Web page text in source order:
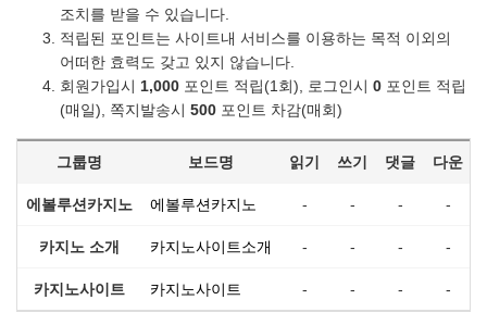
조치를 받을 수 있습니다.
적립된 포인트는 사이트내 서비스를 이용하는 목적 이외의
어떠한 효력도 갖고 있지 않습니다.
회원가입시 1,000 포인트 적립(1회), 로그인시 0 포인트 적립
(매일), 쪽지발송시 500 포인트 차감(매회)
그룹명 보드명 읽기 쓰기 댓글 다운
에볼루션카지노 에볼루션카지노 - - - -
카지노 소개 카지노사이트소개 - - - -
카지노사이트 카지노사이트 - - - -